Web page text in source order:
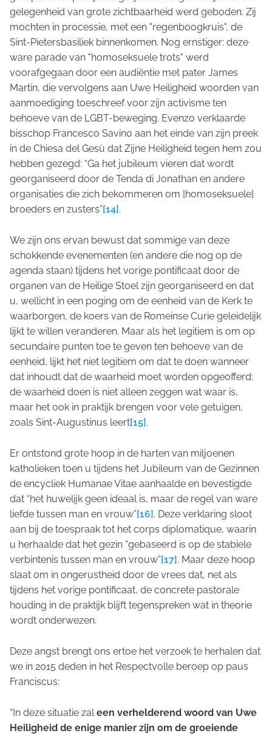
gelegenheid van grote zichtbaarheid werd geboden. Zij
mochten in processie, met een "regenboogkruis", de
Sint-Pietersbasiliek binnenkomen. Nog ernstiger: deze
ware parade van "homoseksuele trots" werd
voorafgegaan door een audiëntie met pater James
Martin, die vervolgens aan Uwe Heiligheid woorden van
aanmoediging toeschreef voor zijn activisme ten
behoeve van de LGBT-beweging. Evenzo verklaarde
bisschop Francesco Savino aan het einde van zijn preek
in de Chiesa del Gesù dat Zijne Heiligheid tegen hem zou
hebben gezegd: “Ga het jubileum vieren dat wordt
georganiseerd door de Tenda di Jonathan en andere
organisaties die zich bekommeren om [homoseksuele]
broeders en zusters”[14].
We zijn ons ervan bewust dat sommige van deze
schokkende evenementen (en andere die nog op de
agenda staan) tijdens het vorige pontificaat door de
organen van de Heilige Stoel zijn georganiseerd en dat
u, wellicht in een poging om de eenheid van de Kerk te
waarborgen, de koers van de Romeinse Curie geleidelijk
lijkt te willen veranderen. Maar als het legitiem is om op
secundaire punten toe te geven ten behoeve van de
eenheid, lijkt het niet legitiem om dat te doen wanneer
dat inhoudt dat de waarheid moet worden opgeofferd:
de waarheid doen is niet alleen zeggen wat waar is,
maar het ook in praktijk brengen voor vele getuigen,
zoals Sint-Augustinus leert[15].
Er ontstond grote hoop in de harten van miljoenen
katholieken toen u tijdens het Jubileum van de Gezinnen
de encycliek Humanae Vitae aanhaalde en bevestigde
dat “het huwelijk geen ideaal is, maar de regel van ware
liefde tussen man en vrouw”[16]. Deze verklaring sloot
aan bij de toespraak tot het corps diplomatique, waarin
u herhaalde dat het gezin “gebaseerd is op de stabiele
verbintenis tussen man en vrouw”[17]. Maar deze hoop
slaat om in ongerustheid door de vrees dat, net als
tijdens het vorige pontificaat, de concrete pastorale
houding in de praktijk blijft tegenspreken wat in theorie
wordt onderwezen.
Deze angst brengt ons ertoe het verzoek te herhalen dat
we in 2015 deden in het Respectvolle beroep op paus
Franciscus:
“In deze situatie zal een verhelderend woord van Uwe
Heiligheid de enige manier zijn om de groeiende